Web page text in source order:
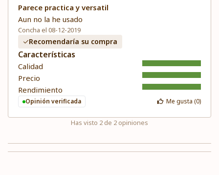
Parece practica y versatil
Aun no la he usado
Concha el 08-12-2019
Recomendaría su compra
Características
Calidad
Precio
Rendimiento
Opinión verificada Me gusta (0)
Has visto 2 de 2 opiniones